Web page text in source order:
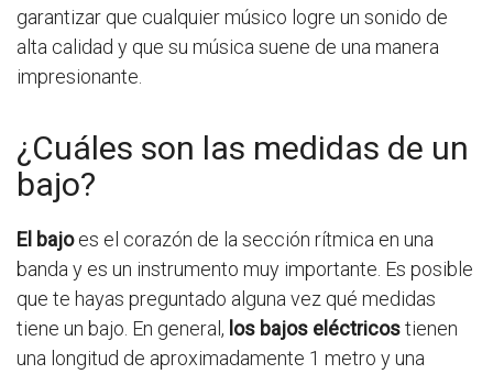
garantizar que cualquier músico logre un sonido de
alta calidad y que su música suene de una manera
impresionante.
¿Cuáles son las medidas de un
bajo?
El bajoes el corazón de la sección rítmica en una
banda y es un instrumento muy importante. Es posible
que te hayas preguntado alguna vez qué medidas
tiene un bajo. En general, los bajos eléctricostienen
una longitud de aproximadamente 1 metro y una